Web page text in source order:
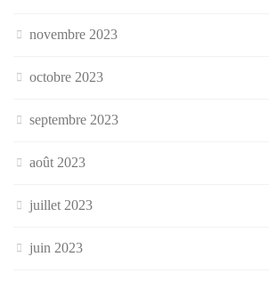
novembre 2023
octobre 2023
septembre 2023
août 2023
juillet 2023
juin 2023